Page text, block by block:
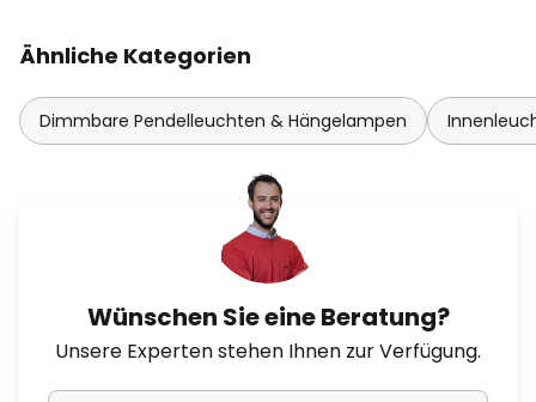
Ähnliche Kategorien
Dimmbare Pendelleuchten & Hängelampen
Wünschen Sie eine Beratung?
Unsere Experten stehen Ihnen zur Verfügung.